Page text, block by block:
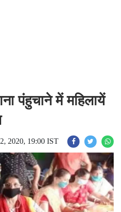
पंहुचाने में महिलायें
2020, 19:00 IST